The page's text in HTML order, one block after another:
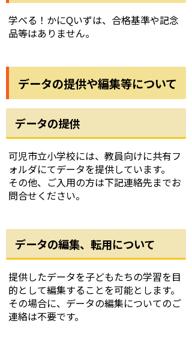
学べる！かにQいずは、合格基準や記念
品等はありません。
データの提供や編集等について
データの提供
可児市立小学校には、教員向けに共有フ
ォルダにてデータを提供しています。
その他、ご入用の方は下記連絡先までお
問合せください。
データの編集、転用について
提供したデータを子どもたちの学習を目
的として編集することを可能とします。
その場合に、データの編集についてのご
連絡は不要です。